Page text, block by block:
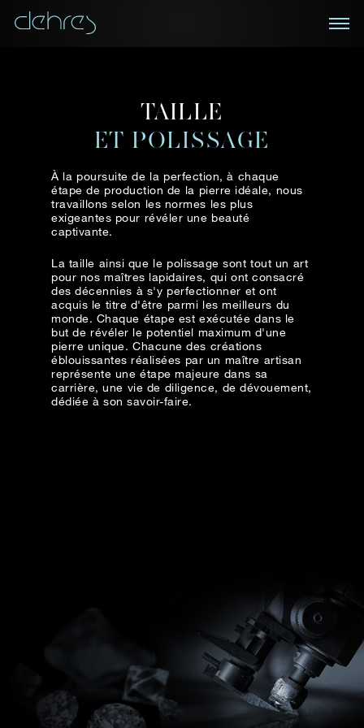
TAILLE
ET POLISSAGE
À la poursuite de la perfection, à chaque
étape de production de la pierre idéale, nous
travaillons selon les normes les plus
exigeantes pour révéler une beauté
captivante.
La taille ainsi que le polissage sont tout un art
pour nos maîtres lapidaires, qui ont consacré
des décennies à s'y perfectionner et ont
acquis le titre d'être parmi les meilleurs du
monde. Chaque étape est exécutée dans le
but de révéler le potentiel maximum d'une
pierre unique. Chacune des créations
éblouissantes réalisées par un maître artisan
représente une étape majeure dans sa
carrière, une vie de diligence, de dévouement,
dédiée à son savoir-faire.
Recevez les dernières informations sur les
exclusif à des expositions et événements de
prestige, des nouvelles de l'industrie et plus.
Nom
Email
Découvrez nos créations dans la Maison de
Dehres.
Civilité Nom* Prénom*
Zone
Téléphone* E-mail*
Date